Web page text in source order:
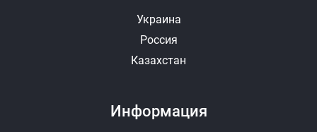
Отменить
Украина
Россия
Казахстан
Информация